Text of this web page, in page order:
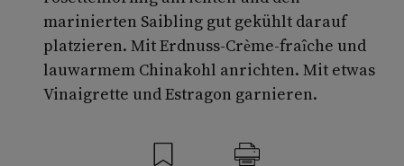
marinierten Saibling gut gekühlt darauf
platzieren. Mit Erdnuss-Crème-fraîche und
lauwarmem Chinakohl anrichten. Mit etwas
Vinaigrette und Estragon garnieren.